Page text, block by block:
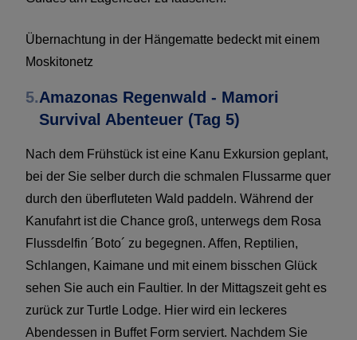
Übernachtung in der Hängematte bedeckt mit einem
Moskitonetz
5.Amazonas Regenwald - Mamori
Survival Abenteuer (Tag 5)
Nach dem Frühstück ist eine Kanu Exkursion geplant,
bei der Sie selber durch die schmalen Flussarme quer
durch den überfluteten Wald paddeln. Während der
Kanufahrt ist die Chance groß, unterwegs dem Rosa
Flussdelfin ´Boto´ zu begegnen. Affen, Reptilien,
Schlangen, Kaimane und mit einem bisschen Glück
sehen Sie auch ein Faultier. In der Mittagszeit geht es
zurück zur Turtle Lodge. Hier wird ein leckeres
Abendessen in Buffet Form serviert. Nachdem Sie